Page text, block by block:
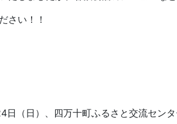
さい！！
日（日）、四万十町ふるさと交流セン